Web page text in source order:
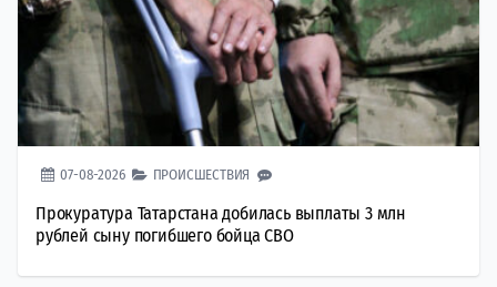
07-08-2026 ПРОИСШЕСТВИЯ
Прокуратура Татарстана добилась выплаты 3 млн
рублей сыну погибшего бойца СВО